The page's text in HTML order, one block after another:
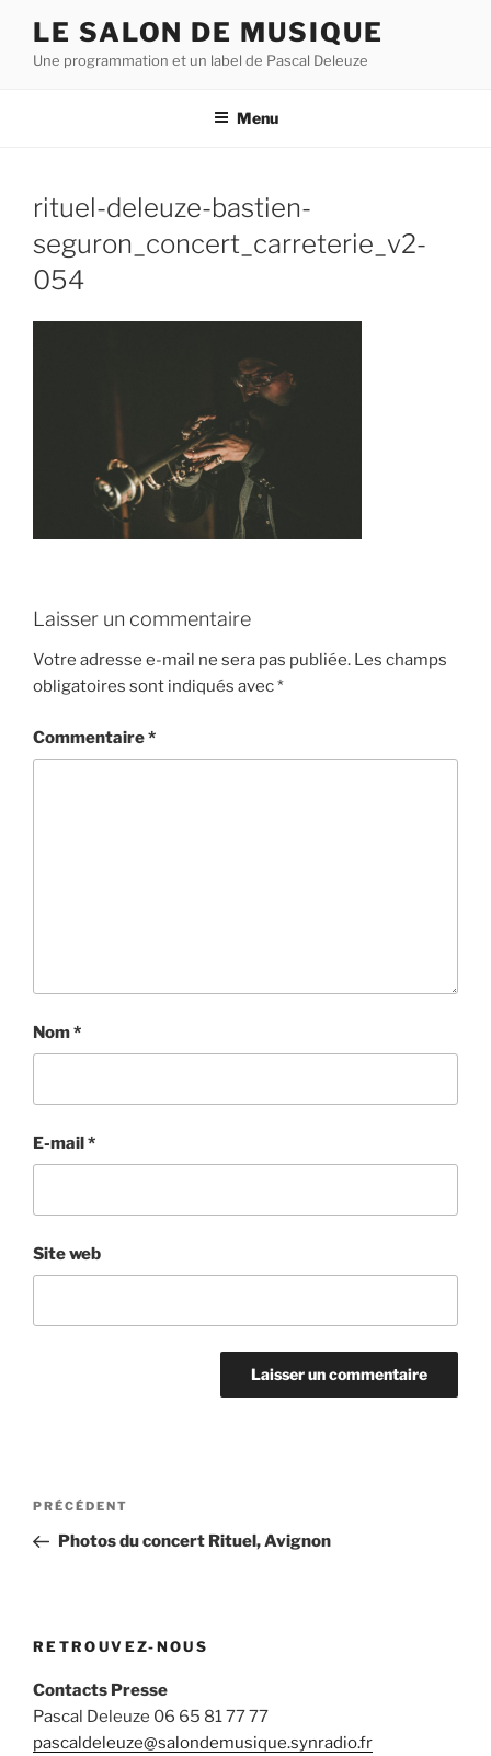
contenu
LE SALON DE MUSIQUE
Une programmation et un label de Pascal Deleuze
Menu
rituel-deleuze-bastien-
seguron_concert_carreterie_v2-
054
Laisser un commentaire
Votre adresse e-mail ne sera pas publiée. Les champs
obligatoires sont indiqués avec*
Commentaire*
Nom*
E-mail*
Site web
Navigation
l’article
Article
précédent
PRÉCÉDENT
Photos du concert Rituel, Avignon
RETROUVEZ-NOUS
Contacts Presse
Pascal Deleuze 06 65 81 77 77
pascaldeleuze@salondemusique.synradio.fr